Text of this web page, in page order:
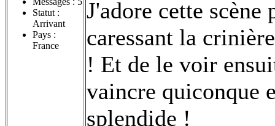
Statut :
Arrivant
Pays :
France
J'adore cette
caressant la
! Et de le voir
vaincre quiconque
splendide !